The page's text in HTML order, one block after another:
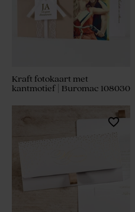
Kraft fotokaart met
kantmotief | Buromac 108030